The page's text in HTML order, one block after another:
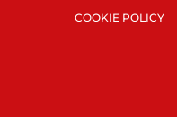
COOKIE POLICY